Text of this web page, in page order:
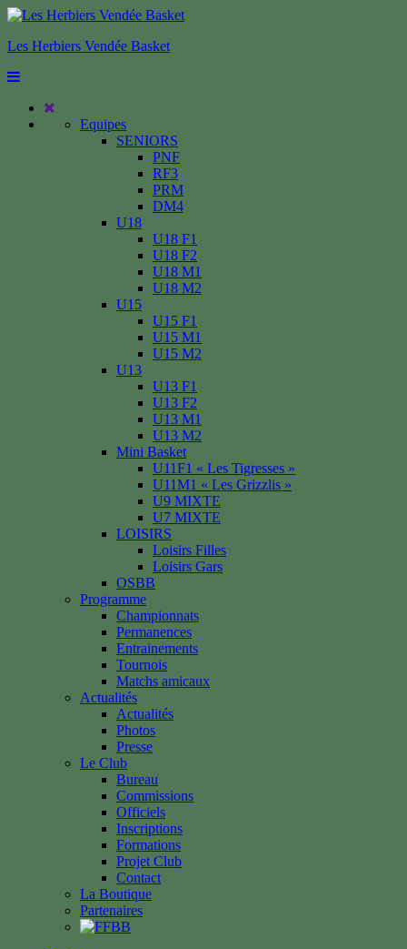
Les Herbiers Vendée Basket
Equipes
SENIORS
PNF
RF3
PRM
DM4
U18
U18 F1
U18 F2
U18 M1
U18 M2
U15
U15 F1
U15 M1
U15 M2
U13
U13 F1
U13 F2
U13 M1
U13 M2
Mini Basket
U11F1 « Les Tigresses »
U11M1 « Les Grizzlis »
U9 MIXTE
U7 MIXTE
LOISIRS
Loisirs Filles
Loisirs Gars
OSBB
Programme
Championnats
Permanences
Entrainements
Tournois
Matchs amicaux
Actualités
Actualités
Photos
Presse
Le Club
Bureau
Commissions
Officiels
Inscriptions
Formations
Projet Club
Contact
La Boutique
Partenaires